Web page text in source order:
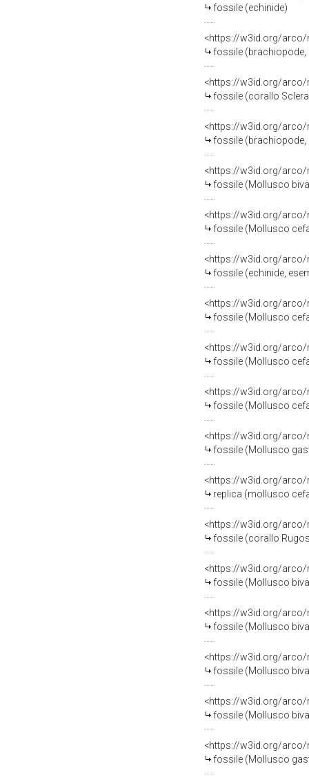
fossile (echinide)
<https://w3id.org/arco/
fossile (brachiopode,
<https://w3id.org/arco/
fossile (corallo
<https://w3id.org/arco/
fossile (brachiopode,
<https://w3id.org/arco/
fossile (Mollusco
<https://w3id.org/arco/
fossile (Mollusco
<https://w3id.org/arco/
fossile (echinide,
<https://w3id.org/arco/
fossile (Mollusco
<https://w3id.org/arco/
fossile (Mollusco
<https://w3id.org/arco/
fossile (Mollusco
<https://w3id.org/arco/
fossile (Mollusco
<https://w3id.org/arco/
replica (mollusco
<https://w3id.org/arco/
fossile (corallo
<https://w3id.org/arco/
fossile (Mollusco
<https://w3id.org/arco/
fossile (Mollusco
<https://w3id.org/arco/
fossile (Mollusco
<https://w3id.org/arco/
fossile (Mollusco
<https://w3id.org/arco/
fossile (Mollusco